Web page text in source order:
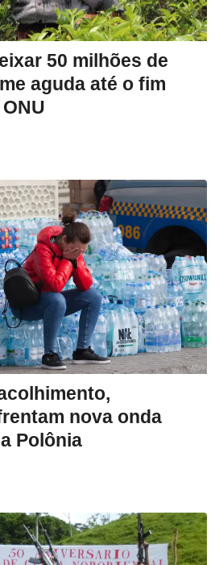
50 milhões de
aguda até o fim
nova onda
Polônia